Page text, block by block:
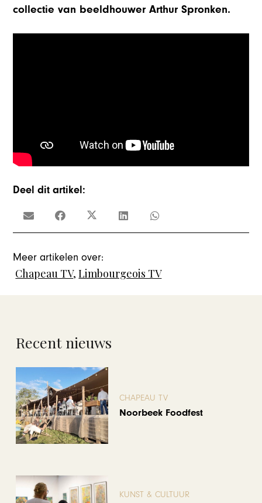
collectie van beeldhouwer Arthur Spronken.
Deel dit artikel:
Meer artikelen over:
Chapeau TV,Limbourgeois TV
Recent nieuws
CHAPEAU TV
Noorbeek Foodfest
KUNST & CULTUUR